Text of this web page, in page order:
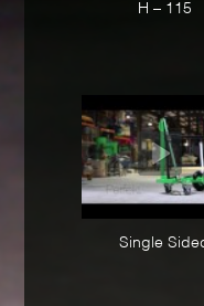
H – 115
Single